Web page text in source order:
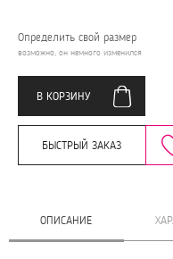
Определить свой размер
возможно, он немного изменился
В КОРЗИНУ
БЫСТРЫЙ ЗАКАЗ
ОПИСАНИЕ